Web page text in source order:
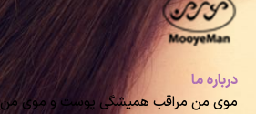
درباره ما
موی من مراقب همیشگی پوست و موی من